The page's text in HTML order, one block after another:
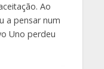
Ao
a pensar num
Uno perdeu